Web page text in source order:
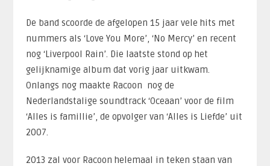
De band scoorde de afgelopen 15 jaar vele hits met
nummers als ‘Love You More’, ‘No Mercy’ en recent
nog ‘Liverpool Rain’. Die laatste stond op het
gelijknamige album dat vorig jaar uitkwam.
Onlangs nog maakte Racoon nog de
Nederlandstalige soundtrack ‘Oceaan’ voor de film
‘Alles is famillie’, de opvolger van ‘Alles is Liefde’ uit
2007.
2013 zal voor Racoon helemaal in teken staan van